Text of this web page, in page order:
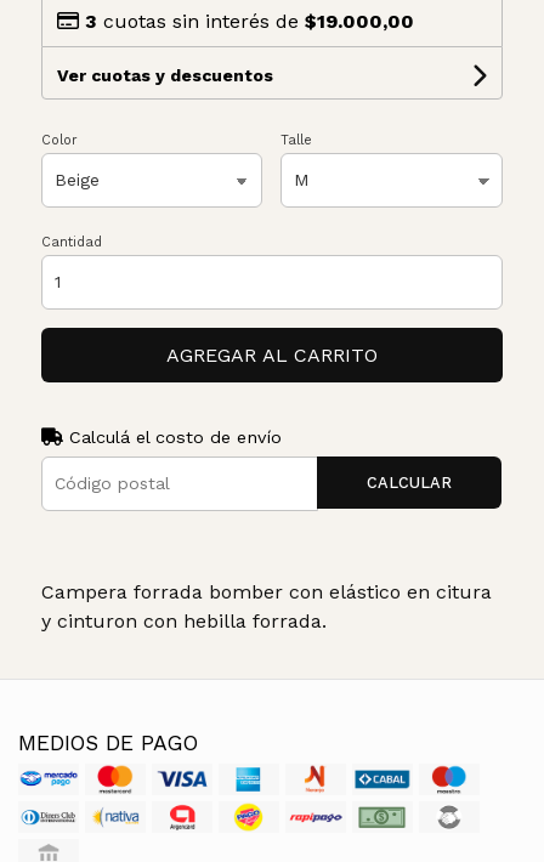
3 cuotas sin interés de $19.000,00
Ver cuotas y descuentos
Color Talle
Cantidad
AGREGAR AL CARRITO
Calculá el costo de envío
CALCULAR
Campera forrada bomber con elástico en citura
y cinturon con hebilla forrada.
MEDIOS DE PAGO